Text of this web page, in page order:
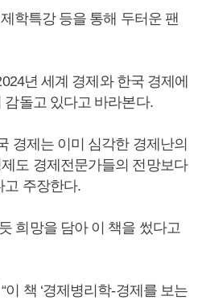
학특강 등을 통해 두터운 팬
년 세계 경제와 한국 경제에
돌고 있다고 바라본다.
경제는 이미 심각한 경제난의
도 경제전문가들의 전망보다
고 주장한다.
희망을 담아 이 책을 썼다고
책 ‘경제병리학-경제를 보는